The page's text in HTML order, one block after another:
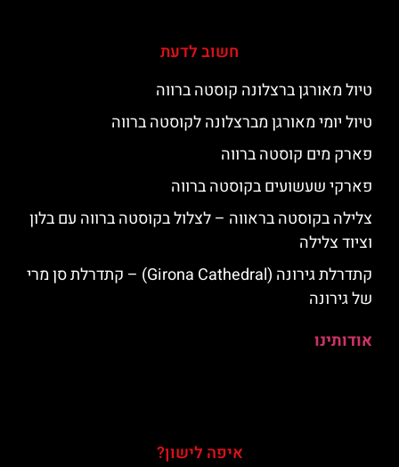
חשוב לדעת
טיול מאורגן ברצלונה קוסטה ברווה
טיול יומי מאורגן מברצלונה לקוסטה ברווה
פארק מים קוסטה ברווה
פארקי שעשועים בקוסטה ברווה
צלילה בקוסטה בראווה – לצלול בקוסטה ברווה עם בלון
וציוד צלילה
קתדרלת גירונה (Girona Cathedral) – קתדרלת סן מרי
של גירונה
אודותינו
איפה לישון?